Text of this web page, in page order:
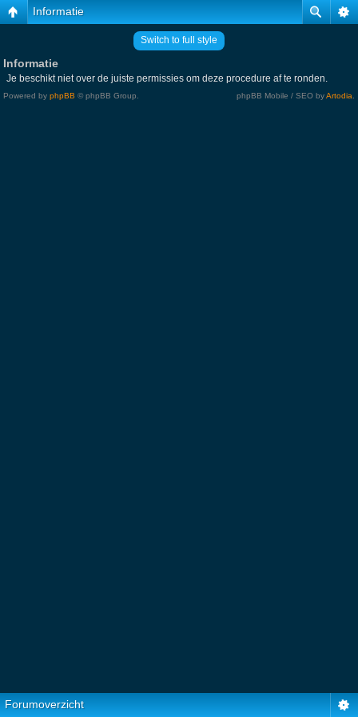
Informatie
Switch to full style
Informatie
Je beschikt niet over de juiste permissies om deze procedure af te ronden.
Powered by phpBB © phpBB Group. phpBB Mobile / SEO byArtodia
Forumoverzicht